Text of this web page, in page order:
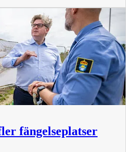
fängelseplatser